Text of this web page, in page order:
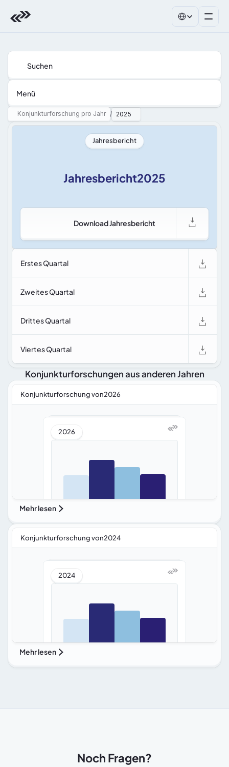
Menü
Suchen
Konjunkturforschung pro Jahr / 2025
Jahresbericht
Jahresbericht2025
Download Jahresbericht
Erstes Quartal
Zweites Quartal
Drittes Quartal
Viertes Quartal
Konjunkturforschungen aus anderen Jahren
Konjunkturforschung von2026
2026
Mehr lesen
Konjunkturforschung von2024
2024
Mehr lesen
Noch Fragen?